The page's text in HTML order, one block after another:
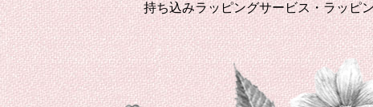
持ち込みラッピングサービス・ラッピ